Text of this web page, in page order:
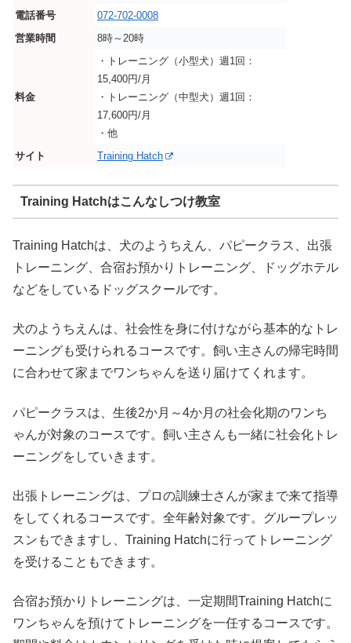
電話番号
072-702-0008
営業時間
8時～20時
料金
・トレーニング（小型犬）週1回：
15,400円/月
・トレーニング（中型犬）週1回：
17,600円/月
・他
サイト
Training Hatch
Training Hatchはこんなしつけ教室
Training Hatchは、犬のようちえん、パピークラス、出張
トレーニング、合宿お預かりトレーニング、ドッグホテル
などをしているドッグスクールです。
犬のようちえんは、社会性を身に付けながら基本的なトレ
ーニングも受けられるコースです。飼い主さんの帰宅時間
に合わせて家までワンちゃんを送り届けてくれます。
パピークラスは、生後2か月～4か月の社会化期のワンち
ゃんが対象のコースです。飼い主さんも一緒に社会化トレ
ーニングをしていきます。
出張トレーニングは、プロの訓練士さんが家まで来て指導
をしてくれるコースです。全年齢対象です。グループレッ
スンもできますし、Training Hatchに行ってトレーニング
を受けることもできます。
合宿お預かりトレーニングは、一定期間Training Hatchに
ワンちゃんを預けてトレーニングを一任するコースです。